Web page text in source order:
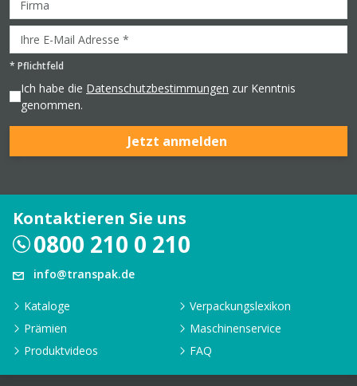
* Pflichtfeld
Ich habe die Datenschutzbestimmungen zur Kenntnis
genommen.
Jetzt anmelden
Kontaktieren Sie uns
0800 210 0 210
info@transpak.de
Kataloge
Verpackungslexikon
Prämien
Maschinenservice
Produktvideos
FAQ